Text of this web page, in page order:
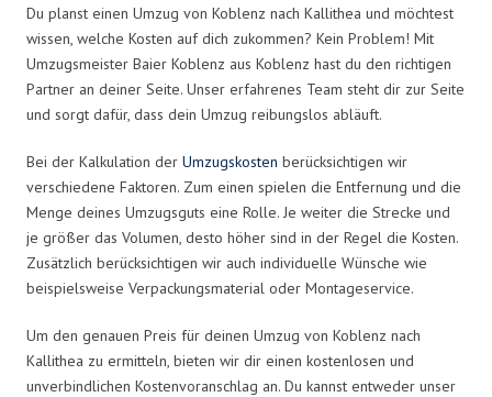
Du planst einen Umzug von Koblenz nach Kallithea und möchtest
wissen, welche Kosten auf dich zukommen? Kein Problem! Mit
Umzugsmeister Baier Koblenz aus Koblenz hast du den richtigen
Partner an deiner Seite. Unser erfahrenes Team steht dir zur Seite
und sorgt dafür, dass dein Umzug reibungslos abläuft.
Bei der Kalkulation der Umzugskosten berücksichtigen wir
verschiedene Faktoren. Zum einen spielen die Entfernung und die
Menge deines Umzugsguts eine Rolle. Je weiter die Strecke und
je größer das Volumen, desto höher sind in der Regel die Kosten.
Zusätzlich berücksichtigen wir auch individuelle Wünsche wie
beispielsweise Verpackungsmaterial oder Montageservice.
Um den genauen Preis für deinen Umzug von Koblenz nach
Kallithea zu ermitteln, bieten wir dir einen kostenlosen und
unverbindlichen Kostenvoranschlag an. Du kannst entweder unser